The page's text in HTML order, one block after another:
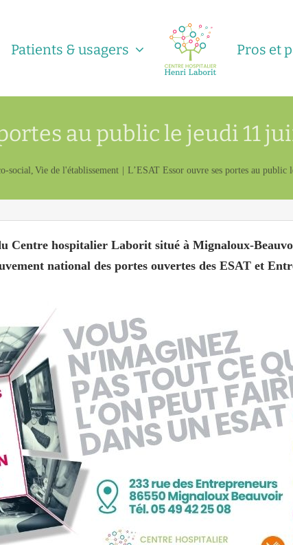
Patients & usagers Pros et
portes au public le jeudi 11
social Vie de l'établissement L’ESAT Essor ouvre ses portes au
Centre hospitalier Laborit situé à Mignaloux-
national des portes ouvertes des ESAT et